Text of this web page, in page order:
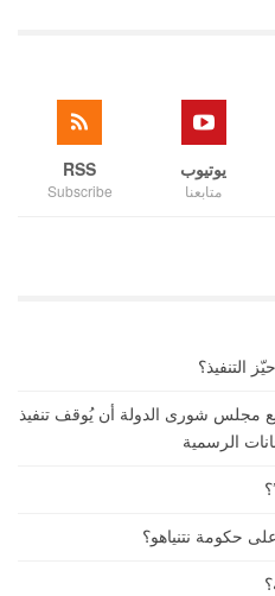
يوتيوب
متابعنا
RSS
Subscribe
التنفيذ؟
مجلس شورى الدولة أن يُوقف تنفيذ
الرسمية
حكومة نتنياهو؟